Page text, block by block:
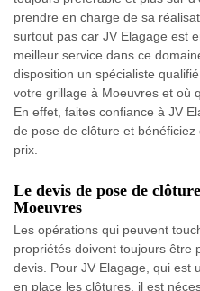
prendre en charge de sa
surtout pas car JV Elagage est
meilleur service dans ce
disposition un spécialiste
votre grillage à Moeuvres et où
En effet, faites confiance à JV
de pose de clôture et bénéficiez
prix.
Le devis de pose de
Moeuvres
Les opérations qui peuvent
propriétés doivent toujours être
devis. Pour JV Elagage, qui est
en place les clôtures, il est